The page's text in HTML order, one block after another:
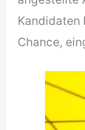
Kandidaten
Chance,